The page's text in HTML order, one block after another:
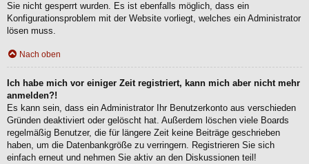
Sie nicht gesperrt wurden. Es ist ebenfalls möglich, dass ein
Konfigurationsproblem mit der Website vorliegt, welches ein Administrator
lösen muss.
Nach oben
Ich habe mich vor einiger Zeit registriert, kann mich aber nicht mehr
anmelden?!
Es kann sein, dass ein Administrator Ihr Benutzerkonto aus verschieden
Gründen deaktiviert oder gelöscht hat. Außerdem löschen viele Boards
regelmäßig Benutzer, die für längere Zeit keine Beiträge geschrieben
haben, um die Datenbankgröße zu verringern. Registrieren Sie sich
einfach erneut und nehmen Sie aktiv an den Diskussionen teil!